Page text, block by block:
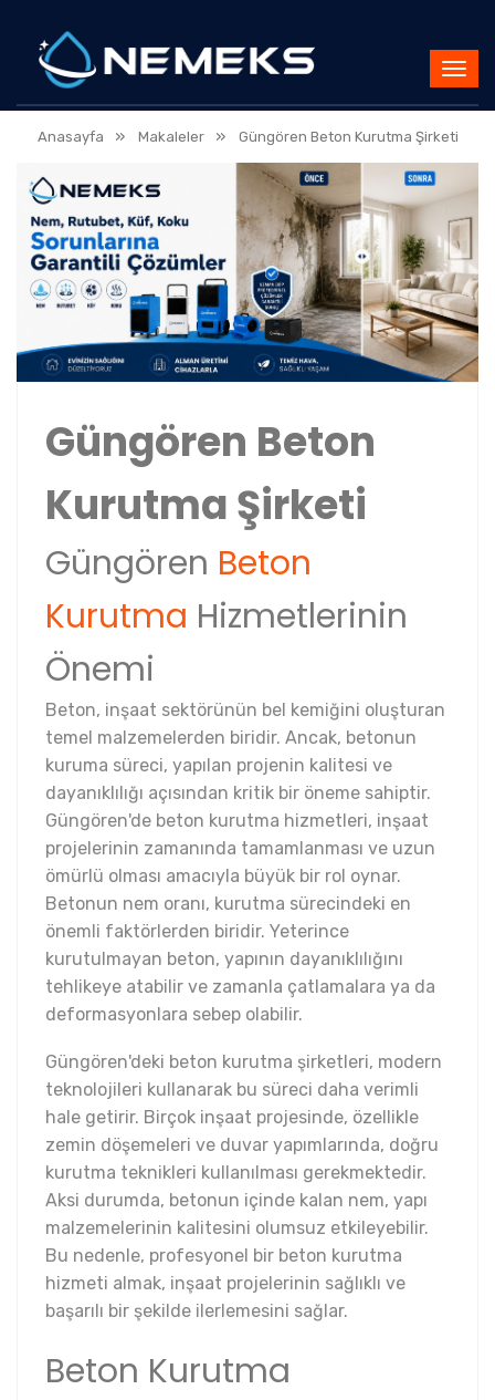
Anasayfa » Makaleler » Güngören Beton Kurutma Şirketi
Güngören Beton
Kurutma Şirketi
Güngören Beton
Kurutma Hizmetlerinin
Önemi
Beton, inşaat sektörünün bel kemiğini oluşturan
temel malzemelerden biridir. Ancak, betonun
kuruma süreci, yapılan projenin kalitesi ve
dayanıklılığı açısından kritik bir öneme sahiptir.
Güngören'de beton kurutma hizmetleri, inşaat
projelerinin zamanında tamamlanması ve uzun
ömürlü olması amacıyla büyük bir rol oynar.
Betonun nem oranı, kurutma sürecindeki en
önemli faktörlerden biridir. Yeterince
kurutulmayan beton, yapının dayanıklılığını
tehlikeye atabilir ve zamanla çatlamalara ya da
deformasyonlara sebep olabilir.
Güngören'deki beton kurutma şirketleri, modern
teknolojileri kullanarak bu süreci daha verimli
hale getirir. Birçok inşaat projesinde, özellikle
zemin döşemeleri ve duvar yapımlarında, doğru
kurutma teknikleri kullanılması gerekmektedir.
Aksi durumda, betonun içinde kalan nem, yapı
malzemelerinin kalitesini olumsuz etkileyebilir.
Bu nedenle, profesyonel bir beton kurutma
hizmeti almak, inşaat projelerinin sağlıklı ve
başarılı bir şekilde ilerlemesini sağlar.
Beton Kurutma